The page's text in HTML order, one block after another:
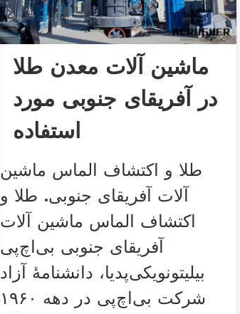
ماشین آلات معدن طلا
در آفریقای جنوبی مورد
استفاده
طلا و اکتشاف الماس ماشین
آلات آفریقای جنوبی. طلا و
اکتشاف الماس ماشین آلات
آفریقای جنوبی بی‌اچ‌پی
بیلیتونویکی‌پدیا، دانشنامهٔ آزاد
شرکت بی‌اچ‌پی در دهه ۱۹۶۰